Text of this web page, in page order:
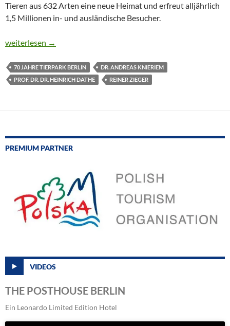
Tieren aus 632 Arten eine neue Heimat und erfreut alljährlich
1,5 Millionen in- und ausländische Besucher.
70 JAHRE TIERPARK BERLIN
weiterlesen →
70 JAHRE TIERPARK BERLIN
DR. ANDREAS KNIERIEM
PROF. DR. DR. HEINRICH DATHE
REINER ZIEGER
PREMIUM PARTNER
VIDEOS
THE POSTHOUSE BERLIN
Ein Leonardo Limited Edition Hotel